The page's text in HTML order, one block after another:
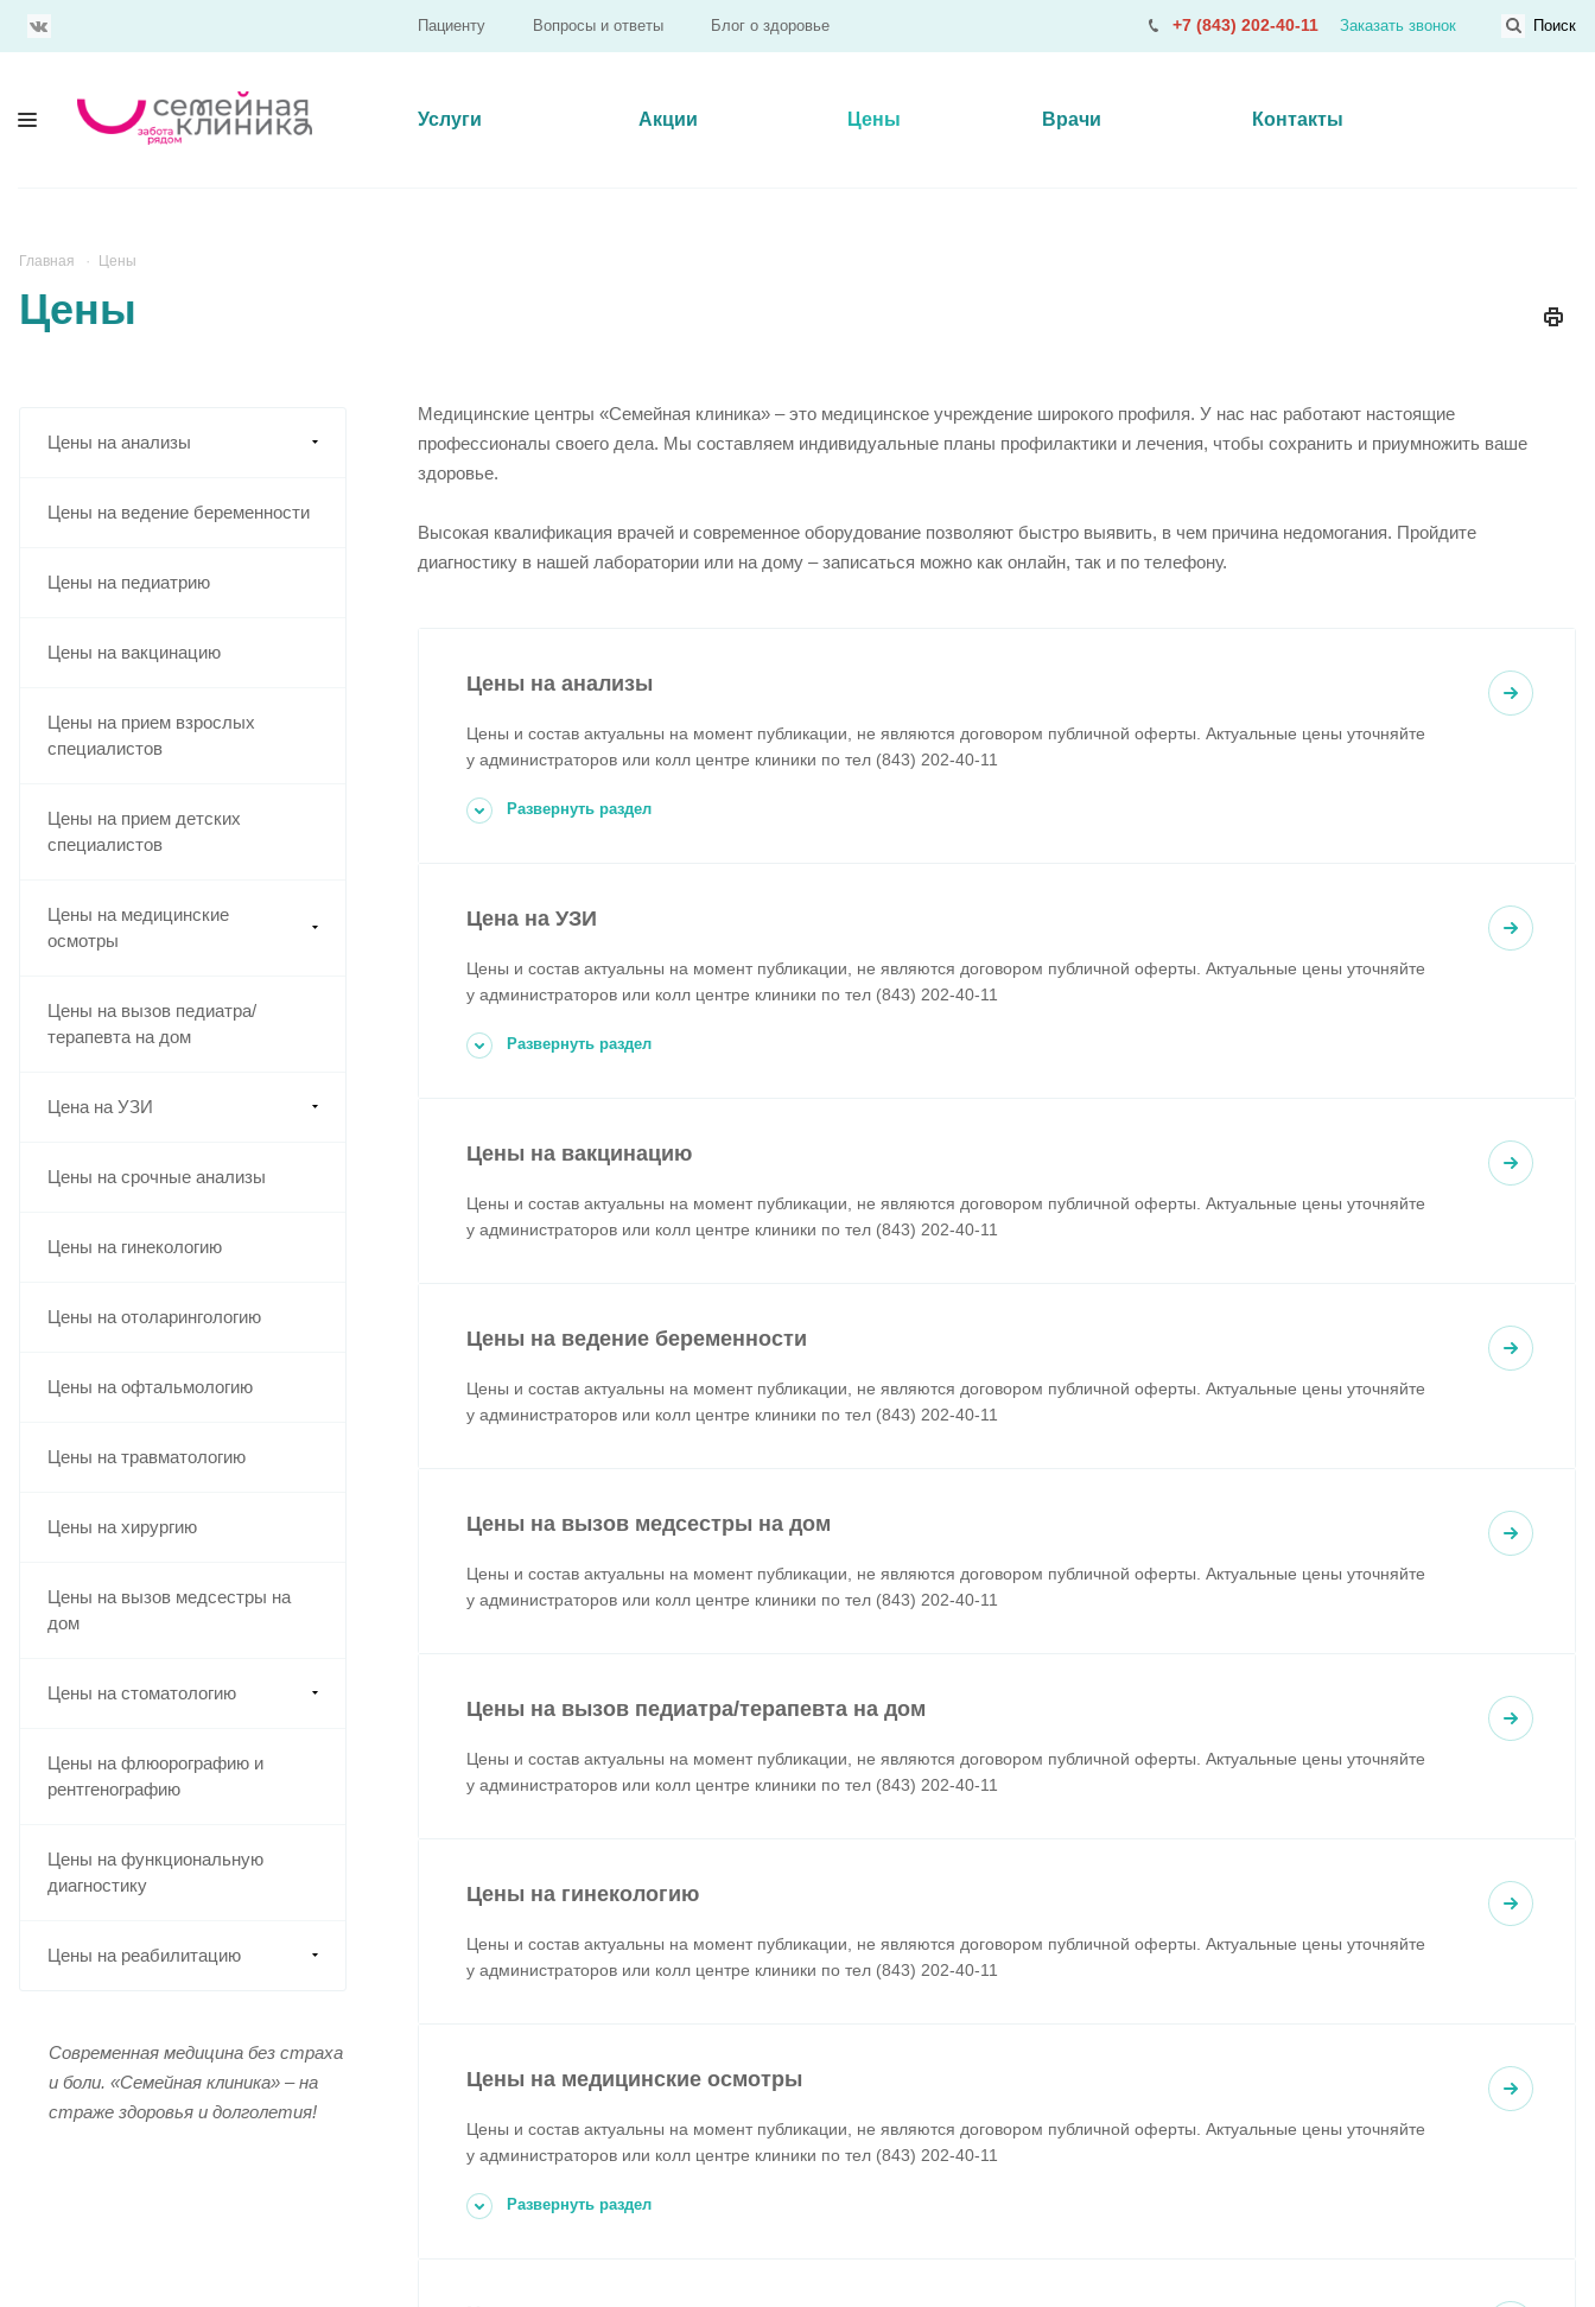
Поиск
Пациенту Вопросы и ответы Блог о здоровье +7 (843) 202-40-11 Заказать звонок
Услуги Акции Цены Врачи Контакты
Главная Цены
Цены
Цены на анализы
Цены на ведение беременности
Цены на педиатрию
Цены на вакцинацию
Цены на прием взрослых
специалистов
Цены на прием детских
специалистов
Цены на медицинские
осмотры
Цены на вызов педиатра/
терапевта на дом
Цена на УЗИ
Цены на срочные анализы
Цены на гинекологию
Цены на отоларингологию
Цены на офтальмологию
Цены на травматологию
Цены на хирургию
Цены на вызов медсестры на
дом
Цены на стоматологию
Цены на флюорографию и
рентгенографию
Цены на функциональную
диагностику
Цены на реабилитацию
Современная медицина без страха
и боли. «Семейная клиника» – на
страже здоровья и долголетия!
Медицинские центры «Семейная клиника» – это медицинское учреждение широкого профиля. У нас нас работают настоящие
профессионалы своего дела. Мы составляем индивидуальные планы профилактики и лечения, чтобы сохранить и приумножить ваше
здоровье.
Высокая квалификация врачей и современное оборудование позволяют быстро выявить, в чем причина недомогания. Пройдите
диагностику в нашей лаборатории или на дому – записаться можно как онлайн, так и по телефону.
Цены на анализы
Цены и состав актуальны на момент публикации, не являются договором публичной оферты. Актуальные цены уточняйте
у администраторов или колл центре клиники по тел (843) 202-40-11
Развернуть раздел
Цена на УЗИ
Цены и состав актуальны на момент публикации, не являются договором публичной оферты. Актуальные цены уточняйте
у администраторов или колл центре клиники по тел (843) 202-40-11
Развернуть раздел
Цены на вакцинацию
Цены и состав актуальны на момент публикации, не являются договором публичной оферты. Актуальные цены уточняйте
у администраторов или колл центре клиники по тел (843) 202-40-11
Цены на ведение беременности
Цены и состав актуальны на момент публикации, не являются договором публичной оферты. Актуальные цены уточняйте
у администраторов или колл центре клиники по тел (843) 202-40-11
Цены на вызов медсестры на дом
Цены и состав актуальны на момент публикации, не являются договором публичной оферты. Актуальные цены уточняйте
у администраторов или колл центре клиники по тел (843) 202-40-11
Цены на вызов педиатра/терапевта на дом
Цены и состав актуальны на момент публикации, не являются договором публичной оферты. Актуальные цены уточняйте
у администраторов или колл центре клиники по тел (843) 202-40-11
Цены на гинекологию
Цены и состав актуальны на момент публикации, не являются договором публичной оферты. Актуальные цены уточняйте
у администраторов или колл центре клиники по тел (843) 202-40-11
Цены на медицинские осмотры
Цены и состав актуальны на момент публикации, не являются договором публичной оферты. Актуальные цены уточняйте
у администраторов или колл центре клиники по тел (843) 202-40-11
Развернуть раздел